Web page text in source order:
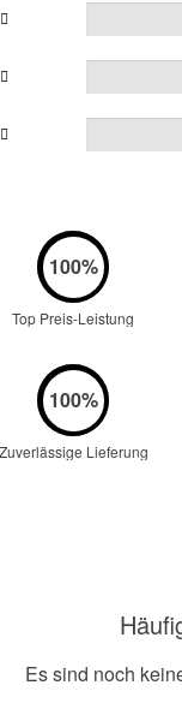
Top Preis-Leistung
Lieferung
Es sind noch